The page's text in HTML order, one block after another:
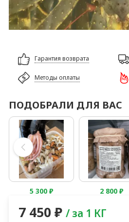
Гарантия возврата
Методы оплаты
ПОДОБРАЛИ ДЛЯ ВАС
5 300₽ 2 800₽
7 450 ₽ / за 1 КГ